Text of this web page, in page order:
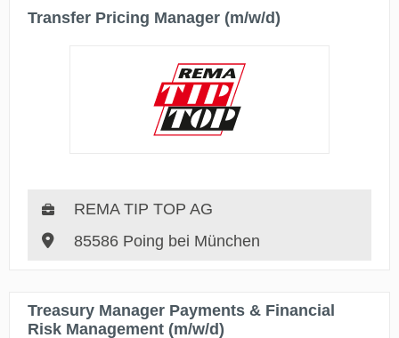
Transfer Pricing Manager (m/w/d)
REMA TIP TOP AG
85586 Poing bei München
Treasury Manager Payments & Financial
Risk Management (m/w/d)